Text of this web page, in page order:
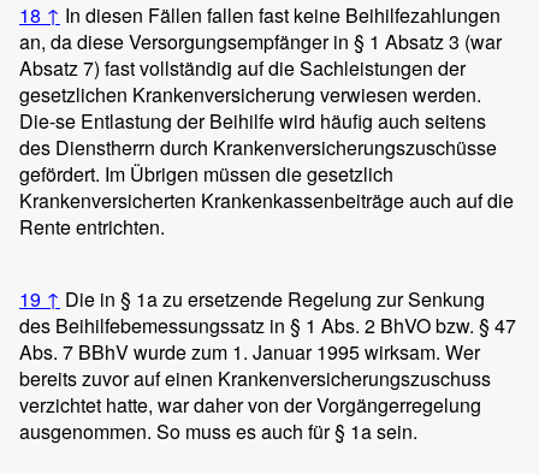
18 ↑ In diesen Fällen fallen fast keine Beihilfezahlungen
an, da diese Versorgungsempfänger in § 1 Absatz 3 (war
Absatz 7) fast vollständig auf die Sachleistungen der
gesetzlichen Krankenversicherung verwiesen werden.
Die-se Entlastung der Beihilfe wird häufig auch seitens
des Dienstherrn durch Krankenversicherungszuschüsse
gefördert. Im Übrigen müssen die gesetzlich
Krankenversicherten Krankenkassenbeiträge auch auf die
Rente entrichten.
19 ↑ Die in § 1a zu ersetzende Regelung zur Senkung
des Beihilfebemessungssatz in § 1 Abs. 2 BhVO bzw. § 47
Abs. 7 BBhV wurde zum 1. Januar 1995 wirksam. Wer
bereits zuvor auf einen Krankenversicherungszuschuss
verzichtet hatte, war daher von der Vorgängerregelung
ausgenommen. So muss es auch für § 1a sein.